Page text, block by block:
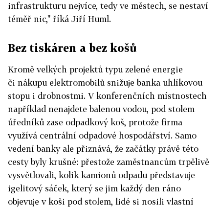
infrastrukturu nejvíce, tedy ve městech, se nestaví
téměř nic," říká Jiří Huml.
Bez tiskáren a bez košů
Kromě velkých projektů typu zelené energie
či nákupu elektromobilů snižuje banka uhlíkovou
stopu i drobnostmi. V konferenčních místnostech
například nenajdete balenou vodou, pod stolem
úředníků zase odpadkový koš, protože firma
využívá centrální odpadové hospodářství. Samo
vedení banky ale přiznává, že začátky právě této
cesty byly krušné: přestože zaměstnancům trpělivě
vysvětlovali, kolik kamionů odpadu představuje
igelitový sáček, který se jim každý den ráno
objevuje v koši pod stolem, lidé si nosili vlastní